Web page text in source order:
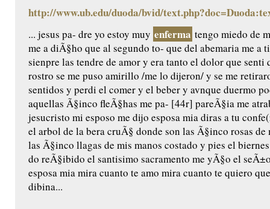
http://www.ub.edu/duoda/bvid/
... jesus pa- dre yo estoy muy enferma tengo miedo de
me a diÃ§ho que al segundo to- que del abemaria me a
sienpre las tendre de amor y era tanto el dolor que
rostro se me puso amirillo /me lo dijeron/ y se me
sentidos y perdi el comer y el beber y avnque duermo
aquellas Ã§inco fleÃ§has me pa- [44r] pareÃ§ia me
jesucristo mi esposo me dijo esposa mia diras a tu
el arbol de la bera cruÃ§ donde son las Ã§inco rosas
las Ã§inco llagas de mis manos costado y pies el
do reÃ§ibido el santisimo sacramento me yÃ§o el
esposa mia mira cuanto te amo mira cuanto te quiero
dibina...